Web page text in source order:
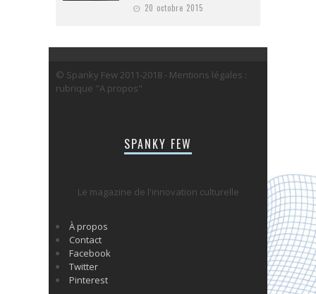
20 octobre 2015
© Spanky Few 2011-2018 - Mentions légales :
rubrique "A propos"
SPANKY FEW
Le magazine de l'innovation culturelle
À propos
Contact
Facebook
Twitter
Pinterest